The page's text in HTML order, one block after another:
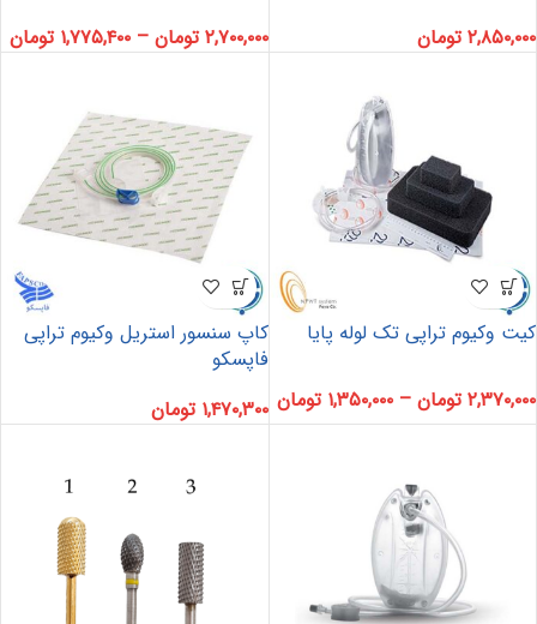
۲,۸۵۰,۰۰۰ تومان ۲,۷۰۰,۰۰۰ تومان – ۱,۷۷۵,۴۰۰ تومان
کیت وکیوم تراپی تک لوله پایا
۲,۳۷۰,۰۰۰ تومان – ۱,۳۵۰,۰۰۰ تومان
کاپ سنسور استریل وکیوم تراپی
فاپسکو
۱,۴۷۰,۳۰۰ تومان